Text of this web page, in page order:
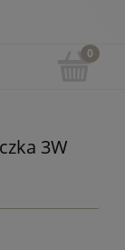
3W